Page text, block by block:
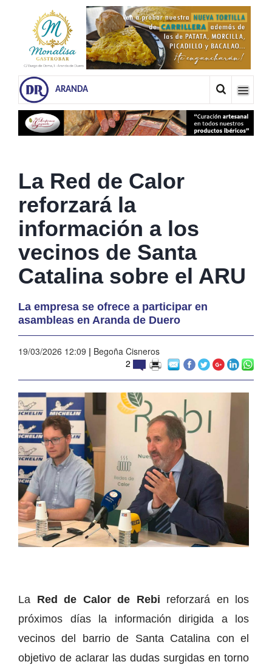
ARANDA
La Red de Calor
reforzará la
información a los
vecinos de Santa
Catalina sobre el ARU
La empresa se ofrece a participar en
asambleas en Aranda de Duero
19/03/2026 12:09 | Begoña Cisneros
2
La Red de Calor de Rebi reforzará en los
próximos días la información dirigida a los
vecinos del barrio de Santa Catalina con el
objetivo de aclarar las dudas surgidas en torno